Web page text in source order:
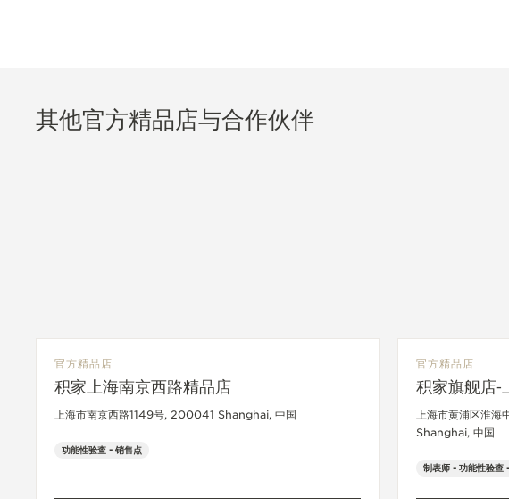
其他官方精品店与合作伙伴
官方精品店
积家上海南京西路精品店
上海市南京西路1149号, 200041 Shanghai, 中国
功能性验查 - 销售点
官方精品店
积家旗舰店-
上海市黄浦区淮
Shanghai, 中国
制表师 - 功能性验查